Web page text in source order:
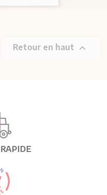
Retour en haut 